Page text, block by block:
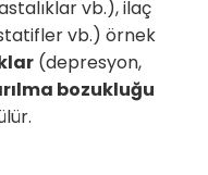
vb.), ilaç
vb.) örnek
(depresyon,
bozukluğu